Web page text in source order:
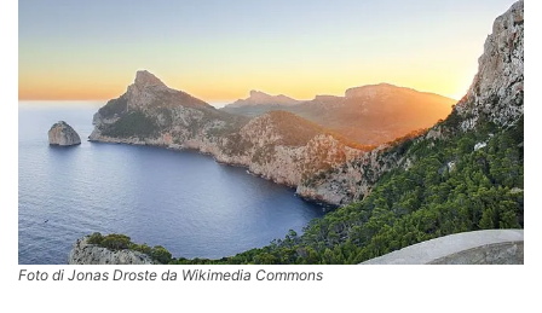
Foto di Jonas Droste da Wikimedia Commons